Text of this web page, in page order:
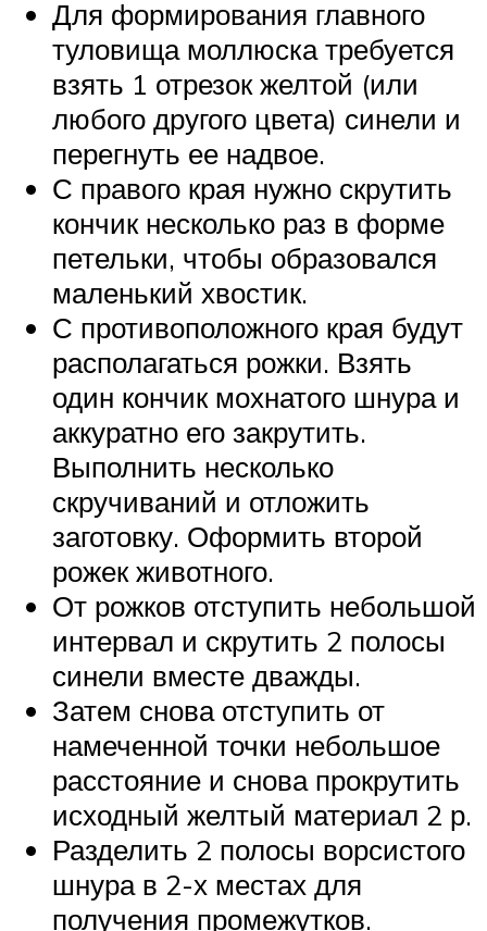
Для формирования главного
туловища моллюска требуется
взять 1 отрезок желтой (или
любого другого цвета) синели и
перегнуть ее надвое.
С правого края нужно скрутить
кончик несколько раз в форме
петельки, чтобы образовался
маленький хвостик.
С противоположного края будут
располагаться рожки. Взять
один кончик мохнатого шнура и
аккуратно его закрутить.
Выполнить несколько
скручиваний и отложить
заготовку. Оформить второй
рожек животного.
От рожков отступить небольшой
интервал и скрутить 2 полосы
синели вместе дважды.
Затем снова отступить от
намеченной точки небольшое
расстояние и снова прокрутить
исходный желтый материал 2 р.
Разделить 2 полосы ворсистого
шнура в 2-х местах для
получения промежутков.